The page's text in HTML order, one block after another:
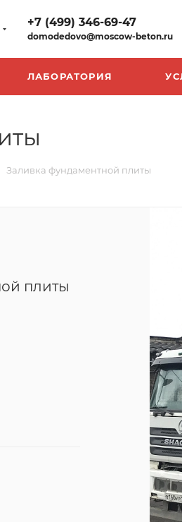
+7 (499) 346-69-47
domodedovo@moscow-beton.ru
ЛАБОРАТОРИЯ
Заливка фундаментной плиты
плиты